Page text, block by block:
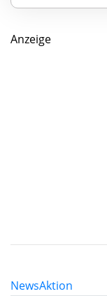
Anzeige
NewsAktion